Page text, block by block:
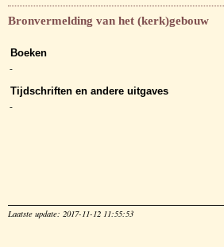
Bronvermelding van het (kerk)gebouw
Boeken
-
Tijdschriften en andere uitgaves
-
Laatste update: 2017-11-12 11:55:53